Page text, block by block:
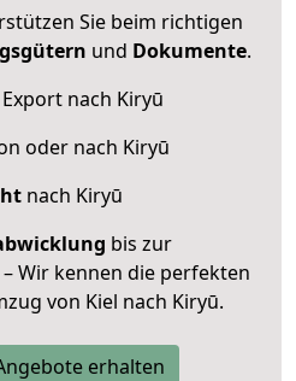
Sie beim richtigen
und Dokumente.
nach Kiryū
oder nach Kiryū
nach Kiryū
bis zur
– Wir kennen die perfekten
von Kiel nach Kiryū.
erhalten